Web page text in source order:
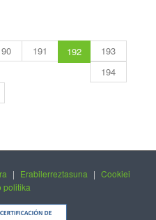
191 192
193
194
| Erabilerreztasuna | Cookiei
politika